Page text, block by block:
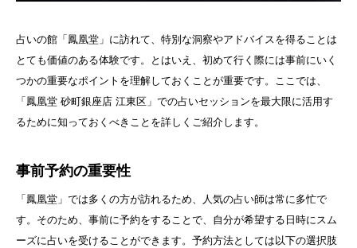
占いの館「鳳凰堂」に訪れて、特別な洞察やアドバイスを得ることは
とても価値のある体験です。とはいえ、初めて行く際には事前にいく
つかの重要なポイントを理解しておくことが重要です。ここでは、
「鳳凰堂 砂町銀座店 江東区」での占いセッションを最大限に活用す
るために知っておくべきことを詳しくご紹介します。
事前予約の重要性
「鳳凰堂」では多くの方が訪れるため、人気の占い師は常に多忙で
す。そのため、事前に予約をすることで、自分が希望する日時にスム
ーズに占いを受けることができます。予約方法としては以下の選択肢